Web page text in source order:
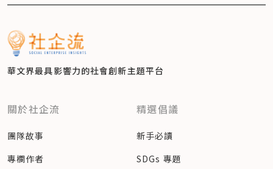
華文界最具影響力的社會創新主題平台
關於社企流
團隊故事
專欄作者
精選倡議
新手必讀
SDGs 專題